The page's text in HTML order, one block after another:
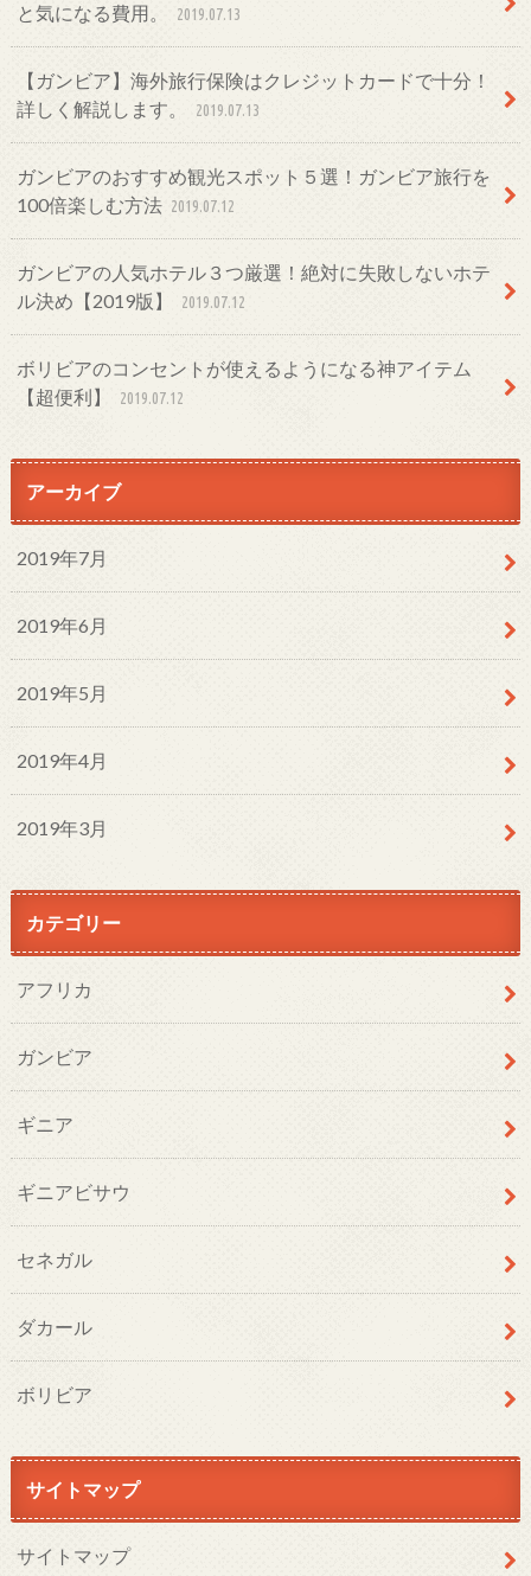
と気になる費用。
2019.07.13
【ガンビア】海外旅行保険はクレジットカードで十分！
詳しく解説します。
2019.07.13
ガンビアのおすすめ観光スポット５選！ガンビア旅行を
100倍楽しむ方法 2019.07.12
ガンビアの人気ホテル３つ厳選！絶対に失敗しないホテ
ル決め【2019版】
2019.07.12
ボリビアのコンセントが使えるようになる神アイテム
【超便利】
2019.07.12
アーカイブ
2019年7月
2019年6月
2019年5月
2019年4月
2019年3月
カテゴリー
アフリカ
ガンビア
ギニア
ギニアビサウ
セネガル
ダカール
ボリビア
サイトマップ
サイトマップ